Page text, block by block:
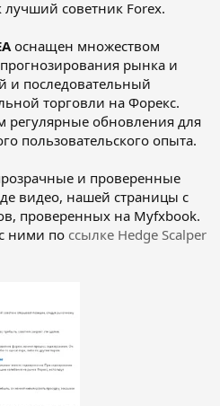
лучший советник Forex.
оснащен множеством
рынка и
и последовательный
торговли на Форекс.
регулярные обновления для
пользовательского опыта.
и проверенные
видео, нашей страницы с
проверенных на Myfxbook.
ними по ссылке Hedge Scalper